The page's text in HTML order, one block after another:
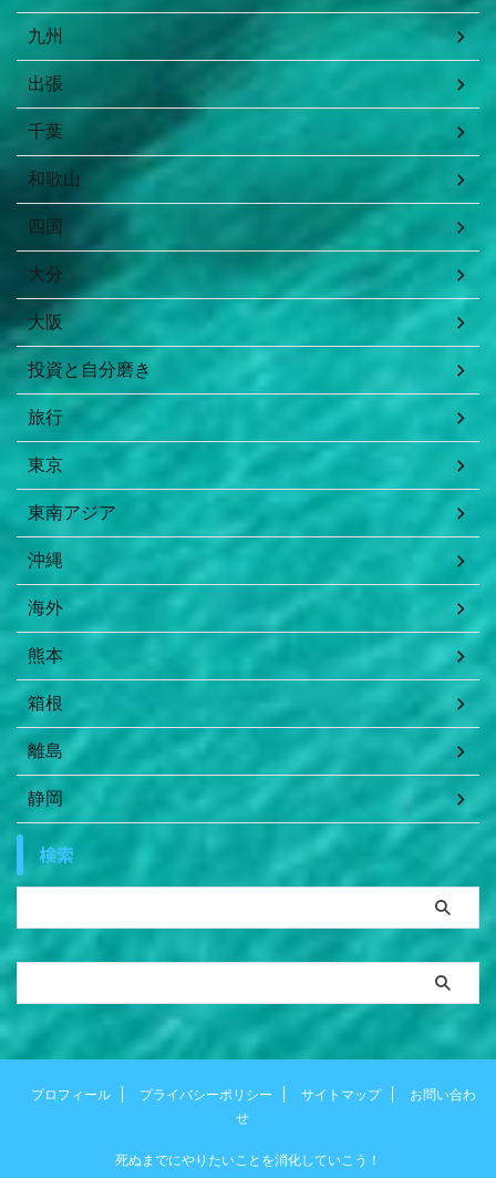
九州
出張
千葉
和歌山
四国
大分
大阪
投資と自分磨き
旅行
東京
東南アジア
沖縄
海外
熊本
箱根
離島
静岡
検索
プロフィール プライバシーポリシー サイトマップ
お問い合わ
せ
死ぬまでにやりたいことを消化していこう！